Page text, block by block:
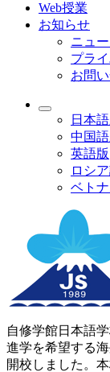
Web授業
お知らせ
ニュ
プラ
お問
日本
中国
英語版
ロシ
ベト
自修学館日本語
進学を希望する
開校しました。